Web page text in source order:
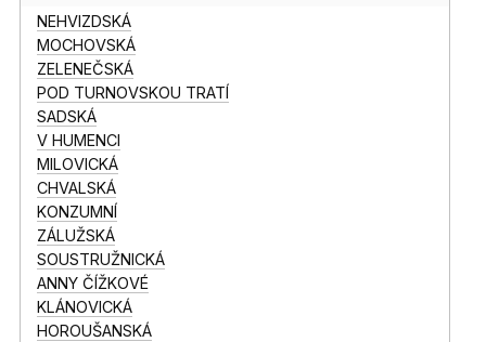
NEHVIZDSKÁ
MOCHOVSKÁ
ZELENEČSKÁ
POD TURNOVSKOU TRATÍ
SADSKÁ
V HUMENCI
MILOVICKÁ
CHVALSKÁ
KONZUMNÍ
ZÁLUŽSKÁ
SOUSTRUŽNICKÁ
ANNY ČÍŽKOVÉ
KLÁNOVICKÁ
HOROUŠANSKÁ